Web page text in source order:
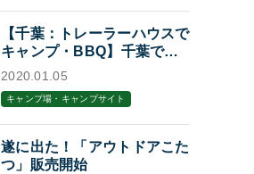
【千葉：トレーラーハウスで
キャンプ・BBQ】千葉でト
レーラーハウスに泊まれるキ
2020.01.05
キャンプ場・キャンプサイト
遂に出た！「アウトドアこた
つ」販売開始